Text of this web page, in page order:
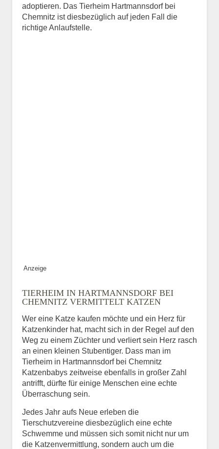
Name des Tiers
Keine Datei ausgewählt
Vermisst seit
Ort des Verschwindens
adoptieren. Das Tierheim Hartmannsdorf bei
Chemnitz ist diesbezüglich auf jeden Fall die
richtige Anlaufstelle.
Anzeige
TIERHEIM IN HARTMANNSDORF BEI
CHEMNITZ VERMITTELT KATZEN
Wer eine Katze kaufen möchte und ein Herz für
Katzenkinder hat, macht sich in der Regel auf den
Weg zu einem Züchter und verliert sein Herz rasch
an einen kleinen Stubentiger. Dass man im
Tierheim in Hartmannsdorf bei Chemnitz
Katzenbabys zeitweise ebenfalls in großer Zahl
antrifft, dürfte für einige Menschen eine echte
Überraschung sein.
Jedes Jahr aufs Neue erleben die
Tierschutzvereine diesbezüglich eine echte
Schwemme und müssen sich somit nicht nur um
die Katzenvermittlung, sondern auch um die